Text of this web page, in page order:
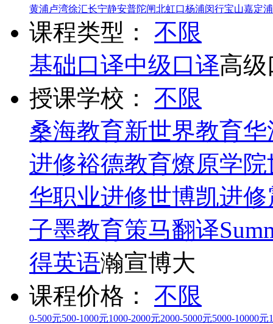
黄浦卢湾徐汇长宁静安普陀闸北虹口杨浦闵行宝山嘉定
课程类型：
不限
基础口译中级口译高
授课学校：
不限
桑海教育新世界教育华
进修裕德教育燎原学院
华职业进修世博凯进修
子墨教育策马翻译
得英语瀚宣博大
课程价格：
不限
0-500元500-1000元1000-2000元2000-5000元5000-10000元